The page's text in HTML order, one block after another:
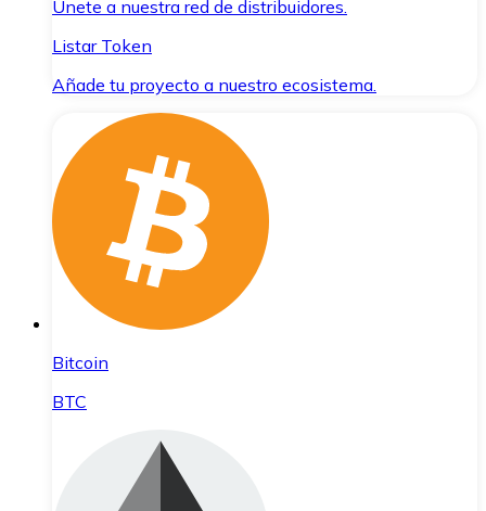
Únete a nuestra red de distribuidores.
Listar Token
Añade tu proyecto a nuestro ecosistema.
Bitcoin
BTC